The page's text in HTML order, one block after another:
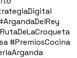
#PremiosCocina